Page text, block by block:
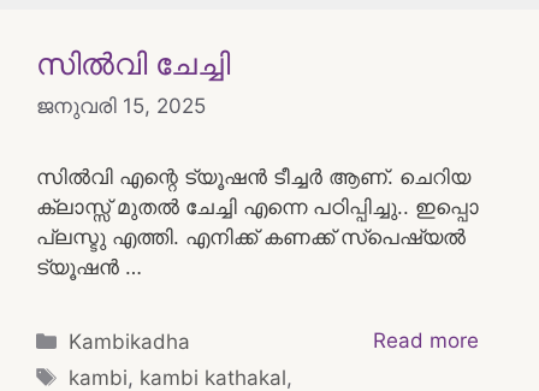
സിൽവി ചേച്ചി
ജനുവരി 15, 2025
സിൽവി എന്റെ ട്യൂഷൻ ടീച്ചർ ആണ്. ചെറിയ
ക്ലാസ്സ്‌ മുതൽ ചേച്ചി എന്നെ പഠിപ്പിച്ചു.. ഇപ്പൊ
പ്ലസ്ടു എത്തി. എനിക്ക് കണക്ക് സ്പെഷ്യൽ
ട്യൂഷൻ …
Read more
Categories
Kambikadha
Tags
kambi, kambi kathakal,